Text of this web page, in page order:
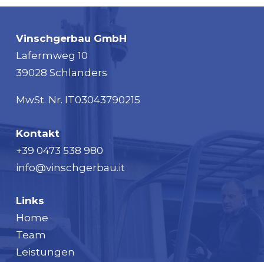
Vinschgerbau GmbH
Lafermweg 10
39028 Schlanders
MwSt. Nr. IT03043790215
Kontakt
+39 0473 538 980
info@vinschgerbau.it
Links
Home
Team
Leistungen